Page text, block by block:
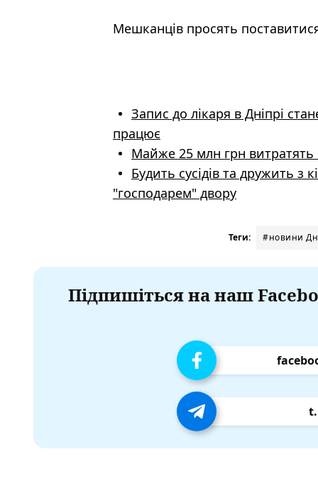
Мешканців просять
Запис до лікаря в Дніпрі
працює
Майже 25 млн грн витратять
Будить сусідів та дружить з
"господарем" двору
Теги: #новини
Підпишіться на наш